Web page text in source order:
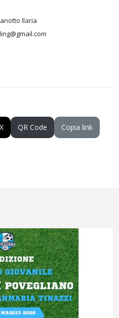
Ilaria
X QR Code Copia link